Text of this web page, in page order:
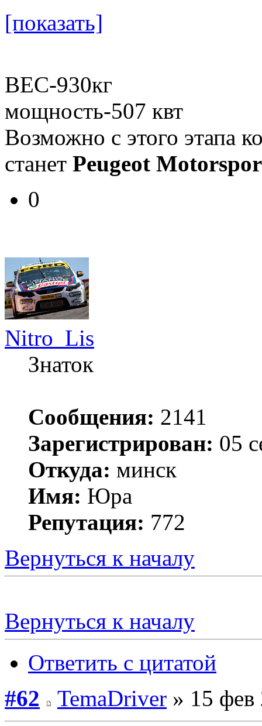
[показать]
ВЕС-930кг
мощность-507 квт
Возможно с этого этапа
станет Peugeot
0
Nitro_Lis
Знаток
Сообщения: 2141
Зарегистрирован: 05
Откуда: минск
Имя: Юра
Репутация: 772
Вернуться к началу
Вернуться к началу
Ответить с цитатой
#62
TemaDriver » 15 фев